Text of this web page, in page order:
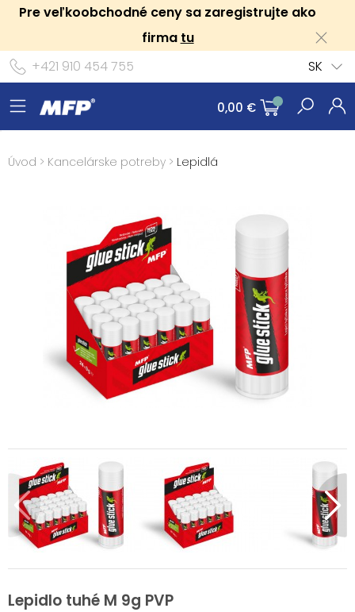
Pre veľkoobchodné ceny sa zaregistrujte ako
firma tu
+421 910 454 755
SK
0,00 €
Úvod > Kancelárske potreby > Lepidlá
Lepidlo tuhé M 9g PVP